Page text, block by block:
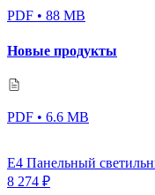
PDF • 88 MB
Новые продукты
PDF • 6.6 MB
Е4 Панельный
8 274 ₽